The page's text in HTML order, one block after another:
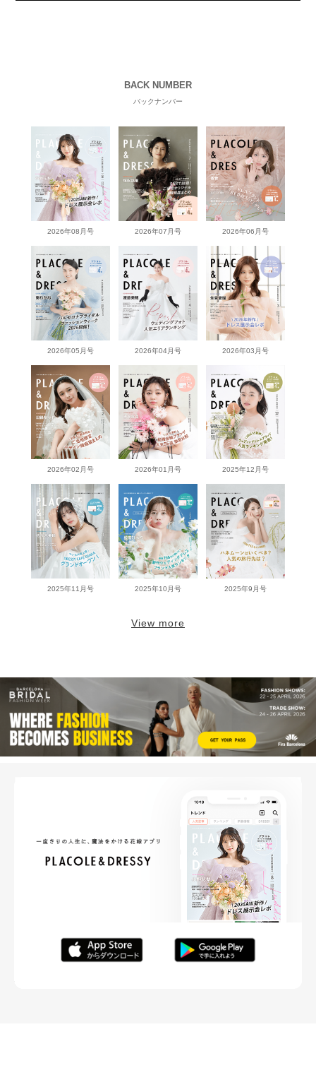
BACK NUMBER
バックナンバー
2026年08月号 2026年07月号 2026年06月号
2026年05月号 2026年04月号 2026年03月号
2026年02月号 2026年01月号 2025年12月号
2025年11月号 2025年10月号 2025年9月号
View more